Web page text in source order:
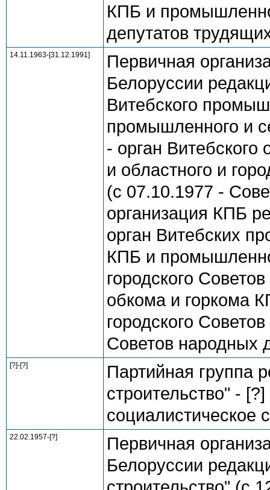
КПБ и
депутатов
14.11.1963-[31.12.1991]
Первичная
Белоруссии
Витебского
промышленного и
- орган Витебского
и областного и
(с 07.10.1977 -
организация КПБ
орган Витебских
КПБ и
городского
обкома и горкома
городского
Советов народных
[?]-[?]
Партийная группа
строительство" -
социалистическое
22.02.1957-[?]
Первичная
Белоруссии